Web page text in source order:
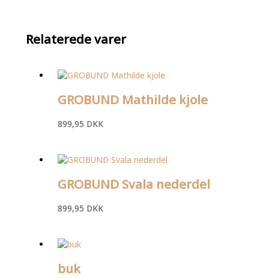
Relaterede varer
GROBUND Mathilde kjole
899,95 DKK
GROBUND Svala nederdel
899,95 DKK
buk